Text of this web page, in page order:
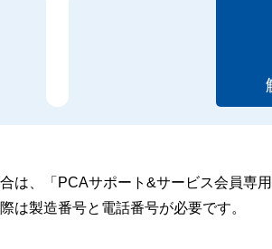
は、「PCAサポート&サービス会員専
は製造番号と電話番号が必要です。